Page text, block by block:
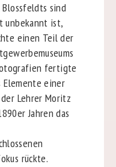
sind
unbekannt ist,
einen Teil der
fertigte
Elemente einer
Lehrer Moritz
Jahren das
rückte.